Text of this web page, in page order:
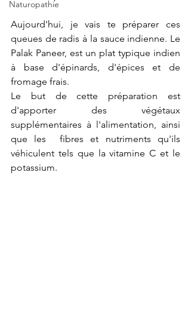
Naturopathie
Aujourd'hui, je vais te préparer ces
queues de radis à la sauce indienne. Le
Palak Paneer, est un plat typique indien
à base d'épinards, d'épices et de
fromage frais.
Le but de cette préparation est
d'apporter des végétaux
supplémentaires à l'alimentation, ainsi
que les  fibres et nutriments qu'ils
véhiculent tels que la vitamine C et le
potassium.